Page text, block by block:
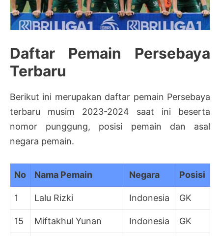
Daftar Pemain Persebaya
Terbaru
Berikut ini merupakan daftar pemain Persebaya
terbaru musim 2023-2024 saat ini beserta
nomor punggung, posisi pemain dan asal
negara pemain.
No Nama Pemain Negara Posisi
1 Lalu Rizki Indonesia GK
15 Miftakhul Yunan Indonesia GK